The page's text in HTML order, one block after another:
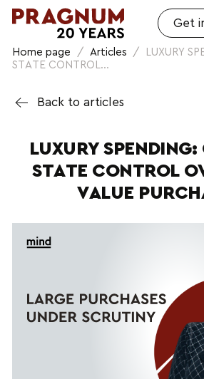
Get
Home page / Articles /
LUXURY
STATE CONTROL...
Back to articles
LUXURY
STATE CONTROL
VALUE